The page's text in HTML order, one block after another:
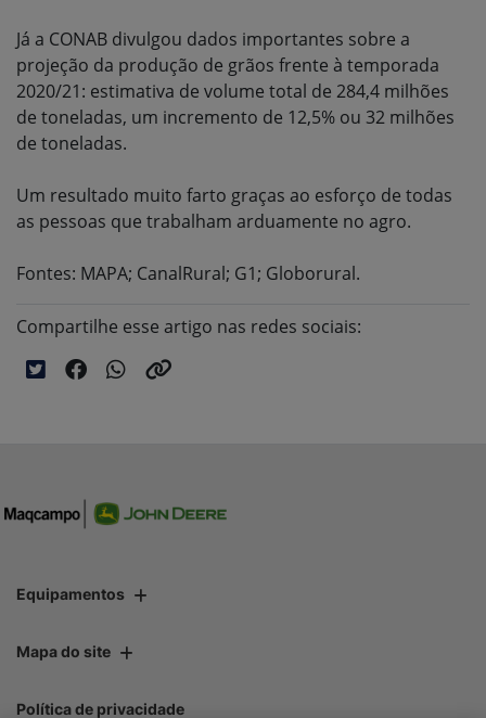
Já a CONAB divulgou dados importantes sobre a
projeção da produção de grãos frente à temporada
2020/21: estimativa de volume total de 284,4 milhões
de toneladas, um incremento de 12,5% ou 32 milhões
de toneladas.
Um resultado muito farto graças ao esforço de todas
as pessoas que trabalham arduamente no agro.
Fontes: MAPA; CanalRural; G1; Globorural.
Compartilhe esse artigo nas redes sociais:
Equipamentos
Mapa do site
Política de privacidade